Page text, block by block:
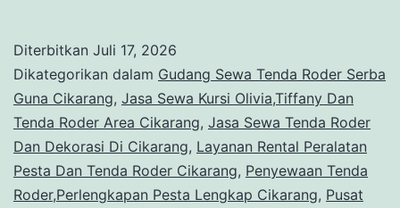
Crossback,
Tenda
Roder
Cikarang
Diterbitkan Juli 17, 2026
Dikategorikan dalam Gudang Sewa Tenda Roder Serba
Guna Cikarang, Jasa Sewa Kursi Olivia,Tiffany Dan
Tenda Roder Area Cikarang, Jasa Sewa Tenda Roder
Dan Dekorasi Di Cikarang, Layanan Rental Peralatan
Pesta Dan Tenda Roder Cikarang, Penyewaan Tenda
Roder,Perlengkapan Pesta Lengkap Cikarang, Pusat